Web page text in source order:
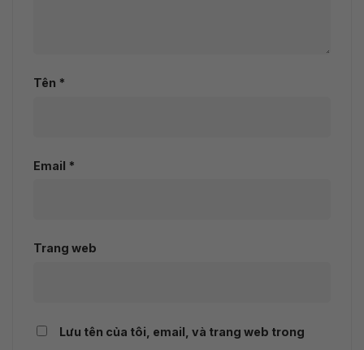
Tên *
Email *
Trang web
Lưu tên của tôi, email, và trang web trong